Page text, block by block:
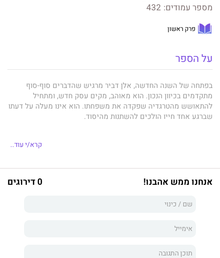
מספר עמודים: 432
פרק ראשון
על הספר
בפתחה של השנה החדשה, אלן דביר מרגיש שהדברים סוף-סוף
מתקדמים בכיוון הנכון. הוא מאוהב, מקים עסק חדש, ומתחיל
להתאושש מהטרגדיה שפקדה את משפחתו. הוא אינו מעלה על דעתו
שברגע אחד חייו הולכים להשתנות מהיסוד.
חבילה שהוא מקבל לביתו מזעזעת את עולמו ומשליכה אותו לתוך
מורכבת עם השגרה שבחייו, ספירת חריצים ומשבצות הפכה לעניין
הוא חצוי בין הנוחות שמציעה משרתו הנחשקת, לבין הרצון להיות אדון
אקסצנטרי וצבעוני עם עבר מפוקפק ואורח חיים מסתורי. אהבה ישנה
קרא/י עוד..
אנחנו ממש אהבנו! 0 דירוגים